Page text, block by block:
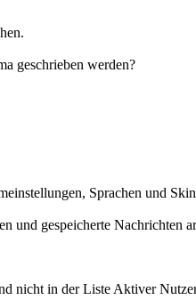
geschrieben werden?
Sprachen und
und gespeicherte Nachrichten
nicht in der Liste Aktiver